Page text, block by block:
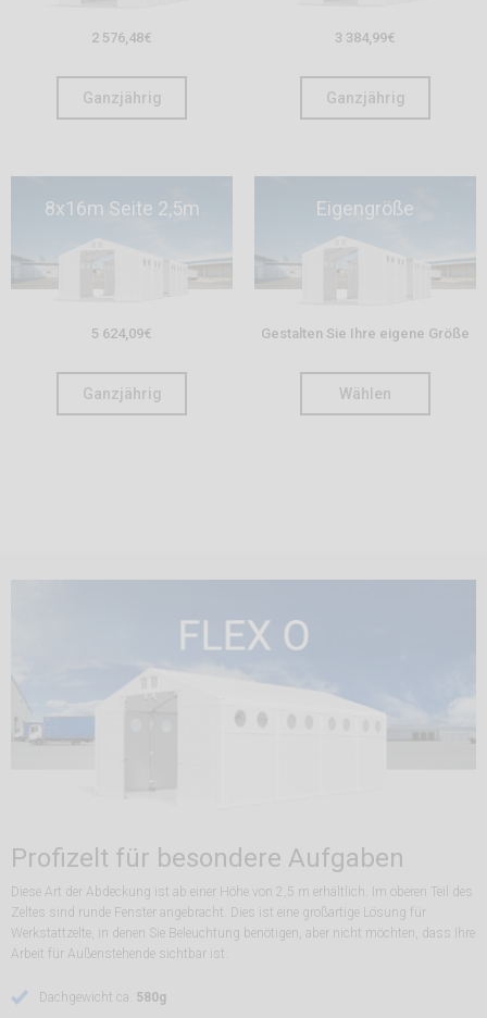
2 576,48€
Ganzjährig
3 384,99€
Ganzjährig
8x16m Seite 2,5m
5 624,09€
Ganzjährig
Eigengröße
Gestalten Sie Ihre eigene Größe
Wählen
Profizelt für besondere Aufgaben
Diese Art der Abdeckung ist ab einer Höhe von 2,5 m erhältlich. Im oberen Teil des
Zeltes sind runde Fenster angebracht. Dies ist eine großartige Lösung für
Werkstattzelte, in denen Sie Beleuchtung benötigen, aber nicht möchten, dass Ihre
Arbeit für Außenstehende sichtbar ist.
Dachgewicht ca. 580g